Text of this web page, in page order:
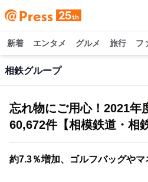
新着 エンタメ グルメ 旅行 フ
相鉄グループ
忘れ物にご用心！2021年
60,672件【相模鉄道・相
約7.3％増加、ゴルフバッグやマ